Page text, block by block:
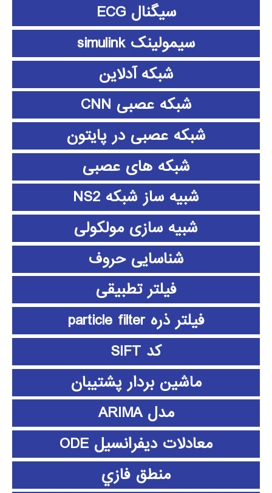
سیگنال ECG
سیمولینک simulink
شبکه آدلاین
شبکه عصبی CNN
شبکه عصبی در پایتون
شبکه های عصبی
شبیه ساز شبکه NS2
شبیه سازی مولکولی
شناسایی حروف
فیلتر تطبیقی
فیلتر ذره particle filter
کد SIFT
ماشین بردار پشتیبان
مدل ARIMA
معادلات دیفرانسیل ODE
منطق فازي